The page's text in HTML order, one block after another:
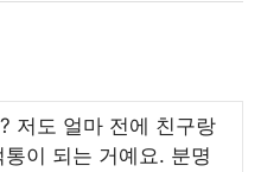
저도 얼마 전에 친구랑
이 되는 거예요. 분명